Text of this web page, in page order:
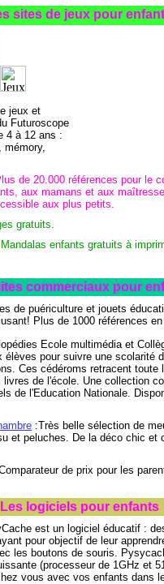
sites de jeux pour
jeux et
Futuroscope
4 à 12 ans :
de 20.000 références pour le
aux mamans et aux
aux plus petits.
gratuits.
Mandalas enfants gratuits à
commerciaux pour
de puériculture et jouets
Plus de 1000 références
Ecole multimédia et
élèves pour suivre une scolarité
Ces cédéroms retracent toute
de l'école. Une collection
de l'Education Nationale.
:Très belle sélection de
et peluches. De la déco chic et
de prix pour les
Les logiciels pour enfants
est un logiciel éducatif :
pour objectif de leur
les boutons de souris.
(processeur de 1GHz et
vous avec vos enfants dans